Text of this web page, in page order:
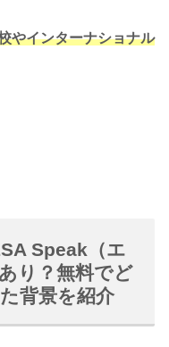
やインターナショナル
Speak（エ
り？無料でど
背景を紹介